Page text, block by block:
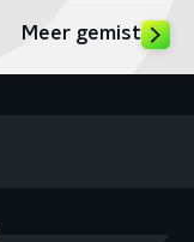
Meer gemist